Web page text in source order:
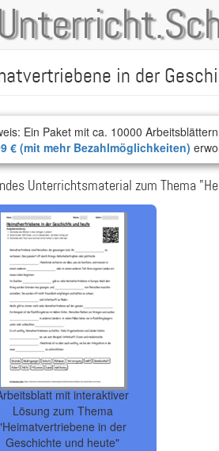
in der
Ein Paket mit ca. 10000
€ (mit mehr Bezahlmöglichkeiten)
Unterrichtsmaterial zum Thema
mit interaktiver
Lösung zum Thema
in der
Geschichte und heute"